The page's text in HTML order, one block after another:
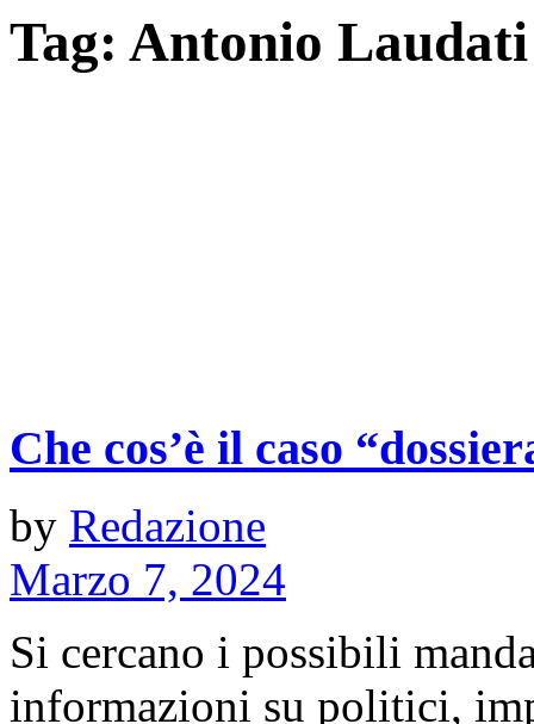
Tag: Antonio Laudati
Che cos’è il caso
by Redazione
Marzo 7, 2024
Si cercano i possibili
informazioni su politici,